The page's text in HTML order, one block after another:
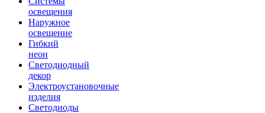
освещения
Наружное
освещение
Гибкий
неон
Светодиодный
декор
Электроустановочные
изделия
Светодиоды